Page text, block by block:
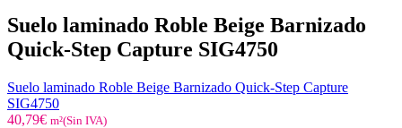
Suelo laminado Roble Beige Barnizado
Quick-Step Capture SIG4750
Suelo laminado Roble Beige Barnizado Quick-Step Capture
SIG4750
40,79€ m²(Sin IVA)